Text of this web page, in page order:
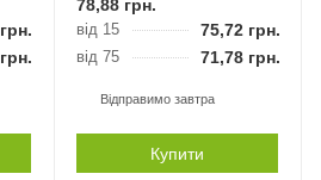
грн.
грн.
78,88грн.
від 15 75,72грн.
від 75 71,78грн.
Відправимо завтра
Купити